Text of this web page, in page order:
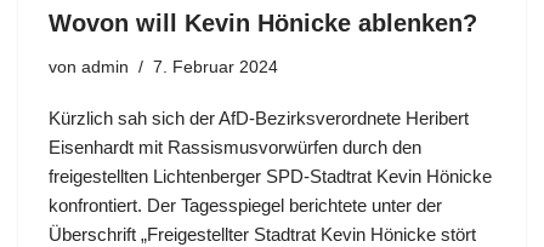
Wovon will Kevin Hönicke ablenken?
von admin 7. Februar 2024
Kürzlich sah sich der AfD-Bezirksverordnete Heribert
Eisenhardt mit Rassismusvorwürfen durch den
freigestellten Lichtenberger SPD-Stadtrat Kevin Hönicke
konfrontiert. Der Tagesspiegel berichtete unter der
Überschrift „Freigestellter Stadtrat Kevin Hönicke stört